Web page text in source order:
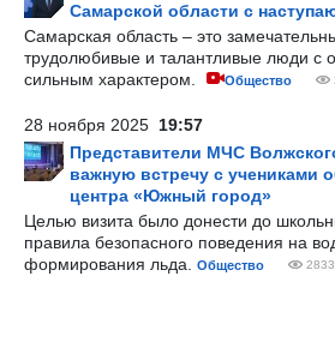
Самарской области с
Самарская область – это
трудолюбивые и талантливые люди с
сильным характером.
Общество
28 ноября 2025 19:57
Представители МЧС
важную встречу с учениками
центра «Южный город»
Целью визита было донести до
правила безопасного поведения на
формирования льда.
Общество 2833